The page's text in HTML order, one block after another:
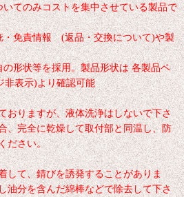
てのみコストを集中させている製品で
・免責情報 (返品・交換について)や製
形状等を採用。製品形状は 各製品ペ
非表示)より確認可能
おりますが、液体洗浄はしないで下さ
、完全に乾燥して取付部と同温し、防
ださい。
して、錆びを誘発することがありま
油分を含んだ綿棒などで除去して下さ